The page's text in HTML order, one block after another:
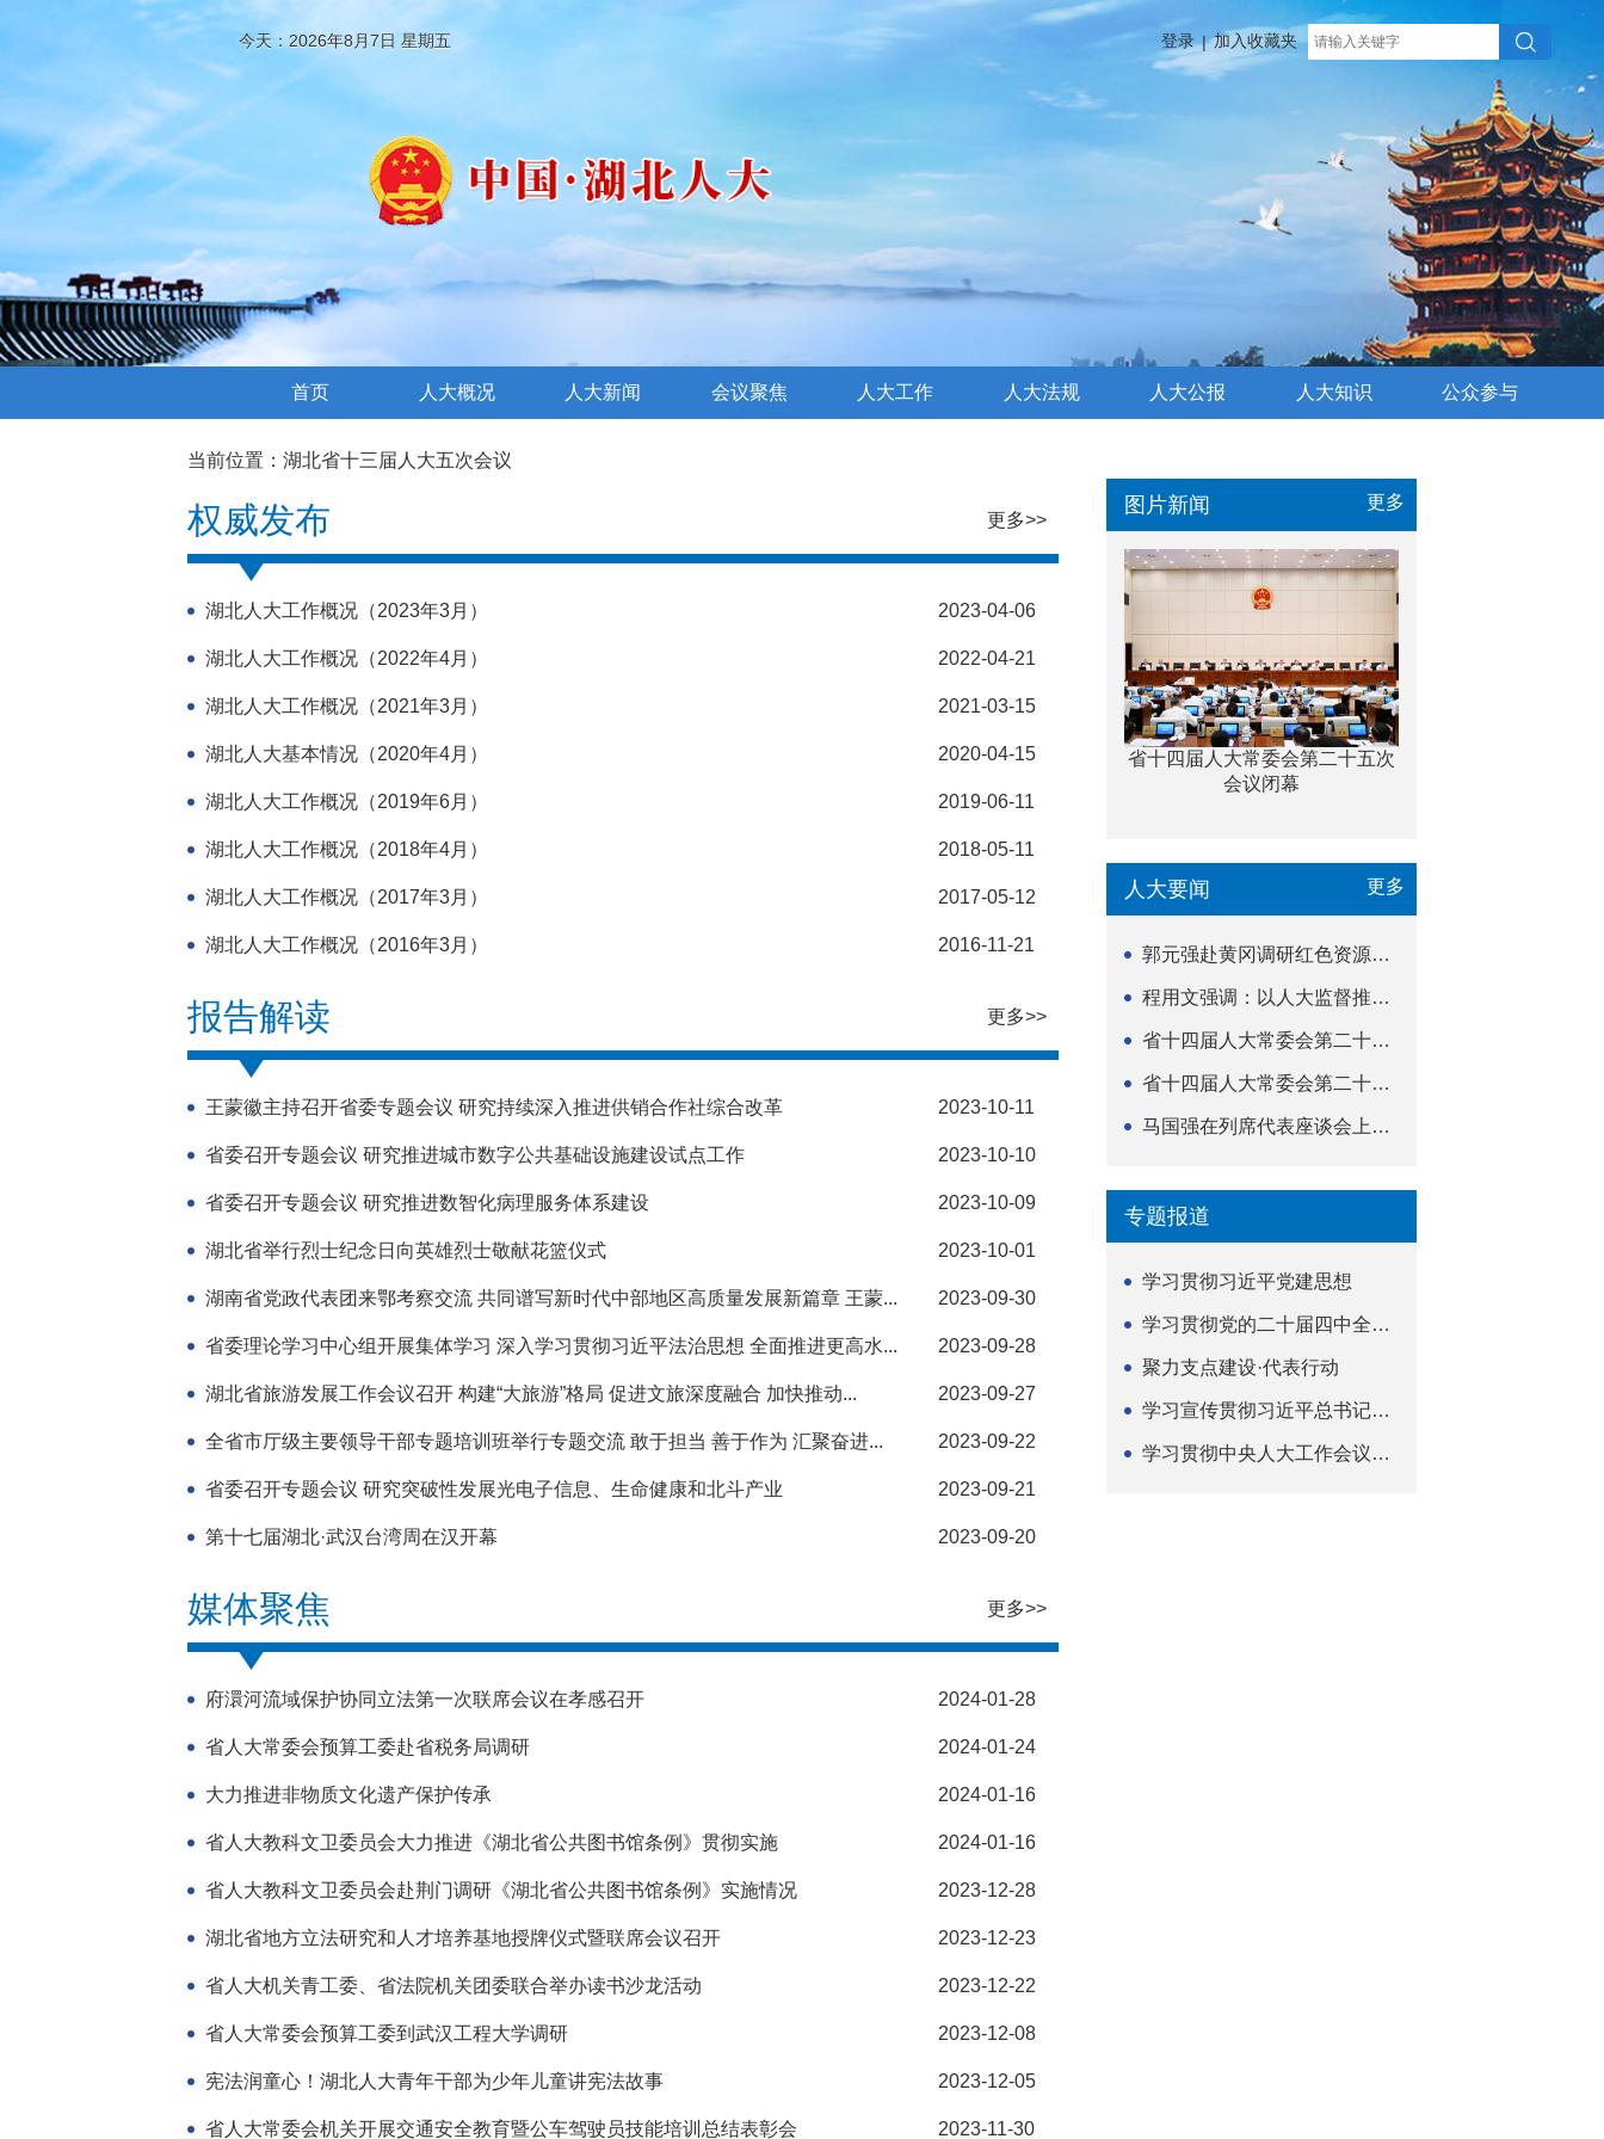
今天：2026年8月7日 星期五 登录 | 加入收藏夹
首页 人大概况 人大新闻 会议聚焦 人大工作 人大法规 人大公报 人大知识 公众参与
当前位置： 湖北省十三届人大五次会议
权威发布 更多>>
湖北人大工作概况（2023年3月） 2023-04-06
湖北人大工作概况（2022年4月） 2022-04-21
湖北人大工作概况（2021年3月） 2021-03-15
湖北人大基本情况（2020年4月） 2020-04-15
湖北人大工作概况（2019年6月） 2019-06-11
湖北人大工作概况（2018年4月） 2018-05-11
湖北人大工作概况（2017年3月） 2017-05-12
湖北人大工作概况（2016年3月） 2016-11-21
报告解读 更多>>
王蒙徽主持召开省委专题会议 研究持续深入推进供销合作社综合改革 2023-10-11
省委召开专题会议 研究推进城市数字公共基础设施建设试点工作 2023-10-10
省委召开专题会议 研究推进数智化病理服务体系建设 2023-10-09
湖北省举行烈士纪念日向英雄烈士敬献花篮仪式 2023-10-01
湖南省党政代表团来鄂考察交流 共同谱写新时代中部地区高质量发展新篇章 王蒙... 2023-09-30
省委理论学习中心组开展集体学习 深入学习贯彻习近平法治思想 全面推进更高水... 2023-09-28
湖北省旅游发展工作会议召开 构建“大旅游”格局 促进文旅深度融合 加快推动... 2023-09-27
全省市厅级主要领导干部专题培训班举行专题交流 敢于担当 善于作为 汇聚奋进... 2023-09-22
省委召开专题会议 研究突破性发展光电子信息、生命健康和北斗产业 2023-09-21
第十七届湖北·武汉台湾周在汉开幕 2023-09-20
媒体聚焦 更多>>
府澴河流域保护协同立法第一次联席会议在孝感召开 2024-01-28
省人大常委会预算工委赴省税务局调研 2024-01-24
大力推进非物质文化遗产保护传承 2024-01-16
省人大教科文卫委员会大力推进《湖北省公共图书馆条例》贯彻实施 2024-01-16
省人大教科文卫委员会赴荆门调研《湖北省公共图书馆条例》实施情况 2023-12-28
湖北省地方立法研究和人才培养基地授牌仪式暨联席会议召开 2023-12-23
省人大机关青工委、省法院机关团委联合举办读书沙龙活动 2023-12-22
省人大常委会预算工委到武汉工程大学调研 2023-12-08
宪法润童心！湖北人大青年干部为少年儿童讲宪法故事 2023-12-05
省人大常委会机关开展交通安全教育暨公车驾驶员技能培训总结表彰会 2023-11-30
图片新闻 更多
省十四届人大常委会第二十五次
会议闭幕
人大要闻 更多
郭元强赴黄冈调研红色资源保护传承立法等工作
程用文强调：以人大监督推动科技金融高质量发展
省十四届人大常委会第二十五次会议闭幕
省十四届人大常委会第二十五次会议举行
马国强在列席代表座谈会上强调 以精准履职筑牢荆楚...
专题报道
学习贯彻习近平党建思想
学习贯彻党的二十届四中全会精神
聚力支点建设·代表行动
学习宣传贯彻习近平总书记关于坚持
学习贯彻中央人大工作会议精神